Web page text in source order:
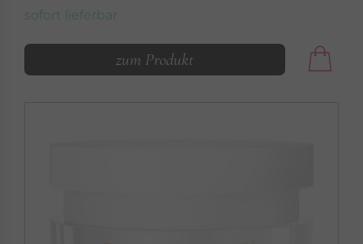
sofort lieferbar
zum Produkt